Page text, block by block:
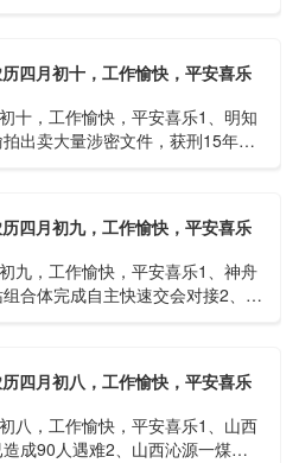
四月初十，工作愉快，平安喜乐
十，工作愉快，平安喜乐1、明知
出卖大量涉密文件，获刑15年
四月初九，工作愉快，平安喜乐
九，工作愉快，平安喜乐1、神舟
合体完成自主快速交会对接2、山
四月初八，工作愉快，平安喜乐
八，工作愉快，平安喜乐1、山西
成90人遇难2、山西沁源一煤矿